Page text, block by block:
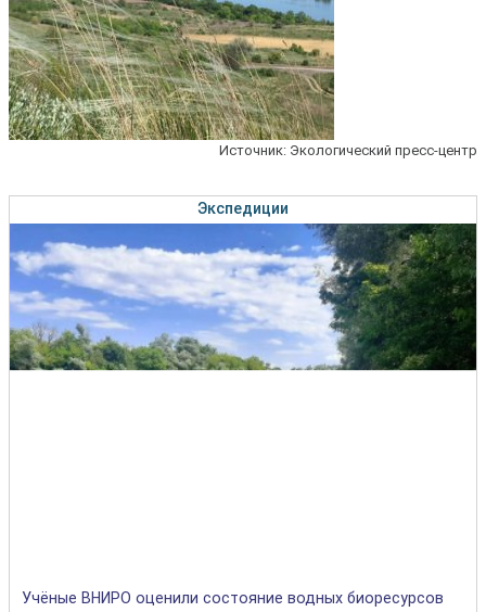
Источник: Экологический пресс-центр
Экспедиции
Учёные ВНИРО оценили состояние водных биоресурсов